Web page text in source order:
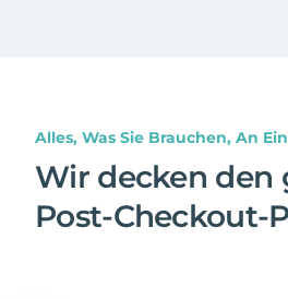
Alles, Was Sie Brauchen, An
Wir decken den
Post-Checkout-